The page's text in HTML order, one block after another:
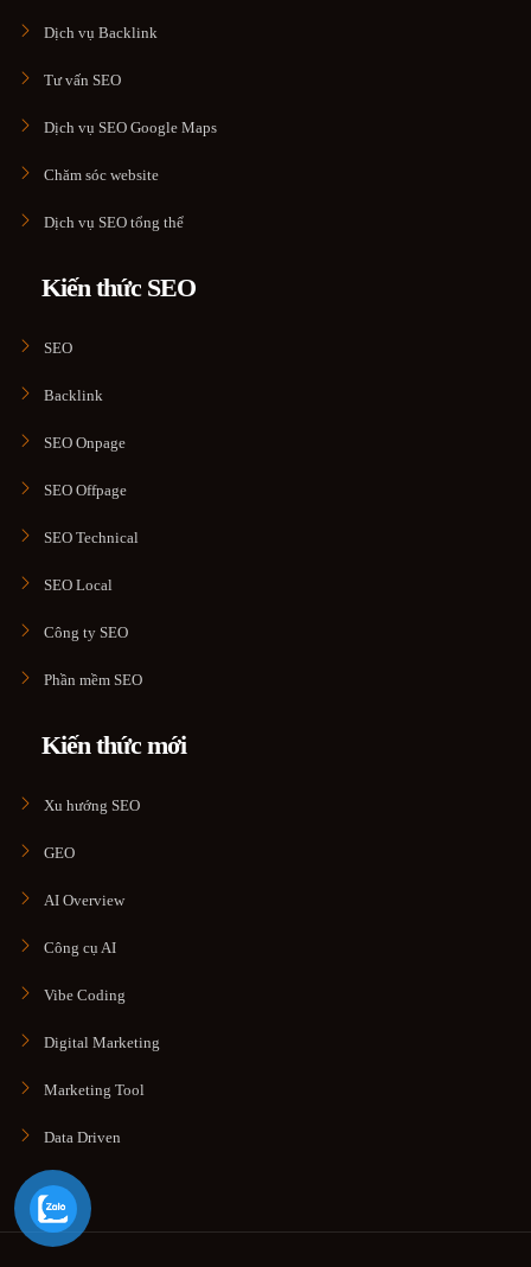
Dịch vụ Backlink
Tư vấn SEO
Dịch vụ SEO Google Maps
Chăm sóc website
Dịch vụ SEO tổng thể
Kiến thức SEO
SEO
Backlink
SEO Onpage
SEO Offpage
SEO Technical
SEO Local
Công ty SEO
Phần mềm SEO
Kiến thức mới
Xu hướng SEO
GEO
AI Overview
Công cụ AI
Vibe Coding
Digital Marketing
Marketing Tool
Data Driven